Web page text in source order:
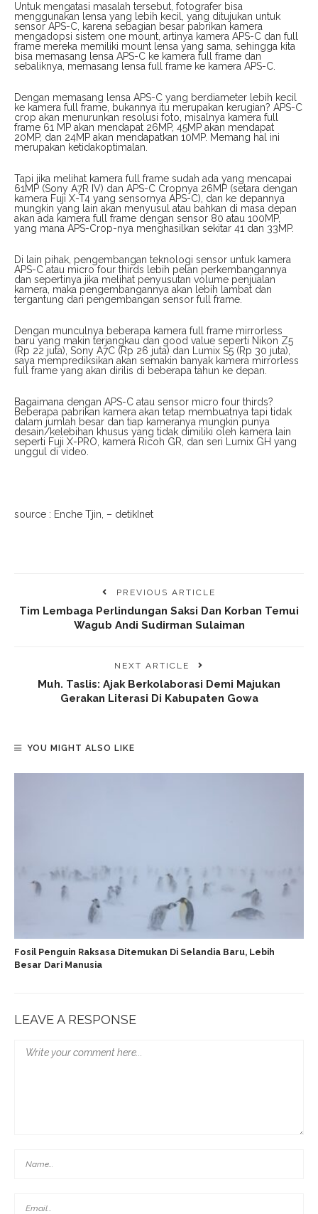
Untuk mengatasi masalah tersebut, fotografer bisa
menggunakan lensa yang lebih kecil, yang ditujukan untuk
sensor APS-C, karena sebagian besar pabrikan kamera
mengadopsi sistem one mount, artinya kamera APS-C dan full
frame mereka memiliki mount lensa yang sama, sehingga kita
bisa memasang lensa APS-C ke kamera full frame dan
sebaliknya, memasang lensa full frame ke kamera APS-C.
Dengan memasang lensa APS-C yang berdiameter lebih kecil
ke kamera full frame, bukannya itu merupakan kerugian? APS-C
crop akan menurunkan resolusi foto, misalnya kamera full
frame 61 MP akan mendapat 26MP, 45MP akan mendapat
20MP, dan 24MP akan mendapatkan 10MP. Memang hal ini
merupakan ketidakoptimalan.
Tapi jika melihat kamera full frame sudah ada yang mencapai
61MP (Sony A7R IV) dan APS-C Cropnya 26MP (setara dengan
kamera Fuji X-T4 yang sensornya APS-C), dan ke depannya
mungkin yang lain akan menyusul atau bahkan di masa depan
akan ada kamera full frame dengan sensor 80 atau 100MP,
yang mana APS-Crop-nya menghasilkan sekitar 41 dan 33MP.
Di lain pihak, pengembangan teknologi sensor untuk kamera
APS-C atau micro four thirds lebih pelan perkembangannya
dan sepertinya jika melihat penyusutan volume penjualan
kamera, maka pengembangannya akan lebih lambat dan
tergantung dari pengembangan sensor full frame.
Dengan munculnya beberapa kamera full frame mirrorless
baru yang makin terjangkau dan good value seperti Nikon Z5
(Rp 22 juta), Sony A7C (Rp 26 juta) dan Lumix S5 (Rp 30 juta),
saya memprediksikan akan semakin banyak kamera mirrorless
full frame yang akan dirilis di beberapa tahun ke depan.
Bagaimana dengan APS-C atau sensor micro four thirds?
Beberapa pabrikan kamera akan tetap membuatnya tapi tidak
dalam jumlah besar dan tiap kameranya mungkin punya
desain/kelebihan khusus yang tidak dimiliki oleh kamera lain
seperti Fuji X-PRO, kamera Ricoh GR, dan seri Lumix GH yang
unggul di video.
source : Enche Tjin, – detikInet
PREVIOUS ARTICLE
Tim Lembaga Perlindungan Saksi Dan Korban Temui
Wagub Andi Sudirman Sulaiman
NEXT ARTICLE
Muh. Taslis: Ajak Berkolaborasi Demi Majukan
Gerakan Literasi Di Kabupaten Gowa
YOU MIGHT ALSO LIKE
Fosil Penguin Raksasa Ditemukan Di Selandia Baru, Lebih
Besar Dari Manusia
LEAVE A RESPONSE